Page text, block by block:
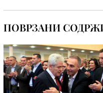
ПОВРЗАНИ